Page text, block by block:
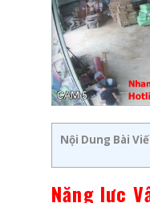
Nội Dung Bài
Năng lực